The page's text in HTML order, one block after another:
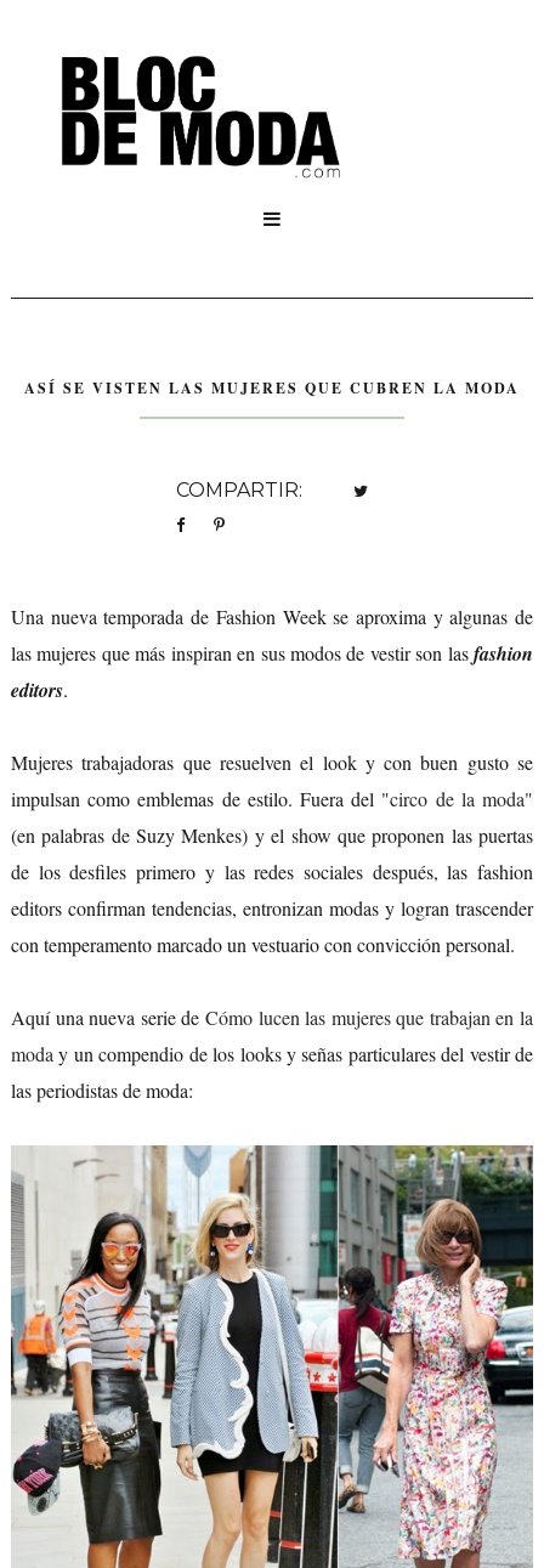

ASÍ SE VISTEN LAS MUJERES QUE CUBREN LA MODA
COMPARTIR:
Una nueva temporada de Fashion Week se aproxima y algunas de
las mujeres que más inspiran en sus modos de vestir son lasfashion
editors.
Mujeres trabajadoras que resuelven el look y con buen gusto se
impulsan como emblemas de estilo. Fuera del "circo de la moda"
(en palabras de Suzy Menkes) y el show que proponen las puertas
de los desfiles primero y las redes sociales después, las fashion
editors confirman tendencias, entronizan modas y logran trascender
con temperamento marcado un vestuario con convicción personal.
Aquí una nueva serie de Cómo lucen las mujeres que trabajan en la
moday un compendio de los looks y señas particulares del vestir de
las periodistas de moda: